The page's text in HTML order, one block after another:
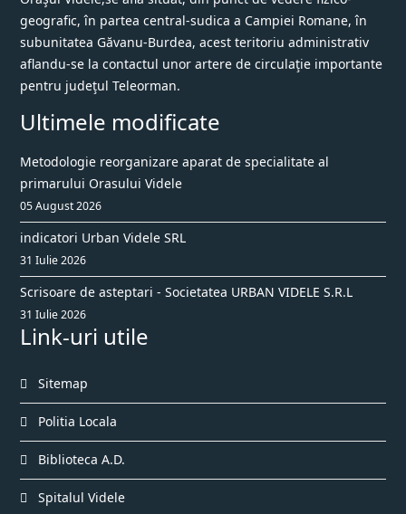
geografic, în partea central-sudica a Campiei Romane, în
subunitatea Găvanu-Burdea, acest teritoriu administrativ
aflandu-se la contactul unor artere de circulaţie importante
pentru judeţul Teleorman.
Ultimele modificate
Metodologie reorganizare aparat de specialitate al
primarului Orasului Videle
05 August 2026
indicatori Urban Videle SRL
31 Iulie 2026
Scrisoare de asteptari - Societatea URBAN VIDELE S.R.L
31 Iulie 2026
Link-uri utile
Sitemap
Politia Locala
Biblioteca A.D.
Spitalul Videle